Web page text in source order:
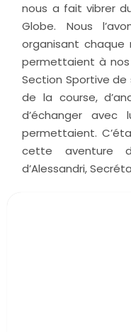
nous a fait vibrer
Globe. Nous
organisant chaque
permettaient à
Section Sportive de
de la course,
d’échanger avec
permettaient.
cette aventure
d’Alessandri,